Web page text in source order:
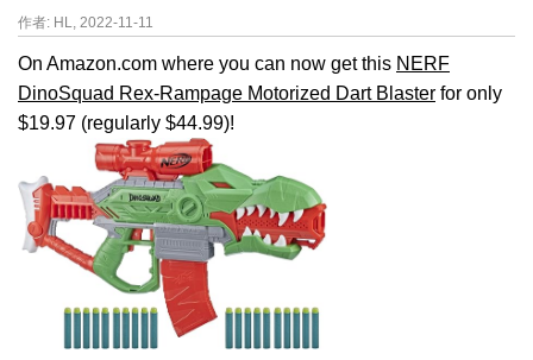
作者: HL, 2022-11-11
On Amazon.com where you can now get this NERF
DinoSquad Rex-Rampage Motorized Dart Blaster for only
$19.97 (regularly $44.99)!